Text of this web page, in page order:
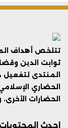
تتلخص أهداف
ثوابت الدين
المنتدى
الحضاري
الحضارات
احدث المحتويات